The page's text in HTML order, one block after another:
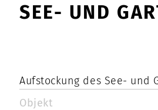
SEE- UND
Aufstockung des See- und
Objekt